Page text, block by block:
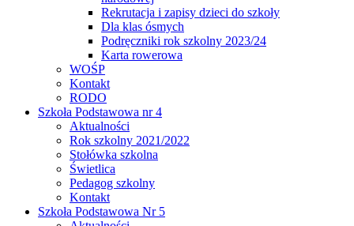
Rekrutacja i zapisy dzieci do szkoły
Dla klas ósmych
Podręczniki rok szkolny 2023/24
Karta rowerowa
WOŚP
Kontakt
RODO
Szkoła Podstawowa nr 4
Aktualności
Rok szkolny 2021/2022
Stołówka szkolna
Świetlica
Pedagog szkolny
Kontakt
Szkoła Podstawowa Nr 5